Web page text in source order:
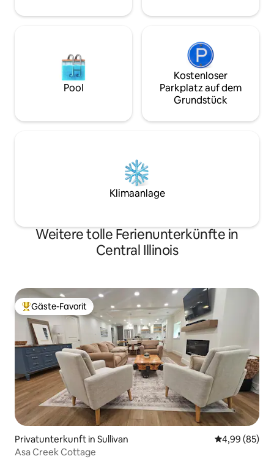
Pool
Kostenloser
Parkplatz auf dem
Grundstück
Klimaanlage
Weitere tolle Ferienunterkünfte in
Central Illinois
Beliebter Gäste-Favorit.
Gäste-Favorit
Privatunterkunft in Sullivan
4,99 (85)
Asa Creek Cottage